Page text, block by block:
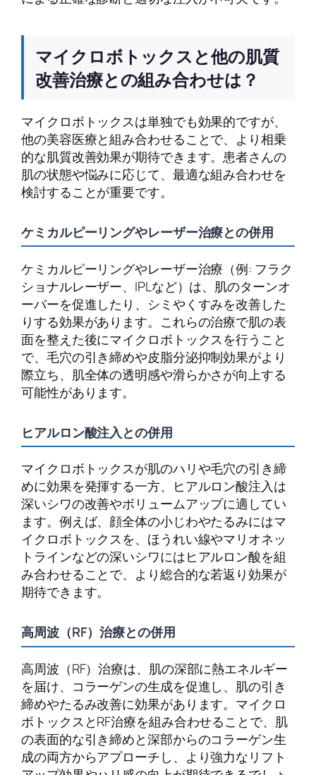
マイクロボトックスと他の肌質
改善治療との組み合わせは？
マイクロボトックスは単独でも効果的ですが、
他の美容医療と組み合わせることで、より相乗
的な肌質改善効果が期待できます。患者さんの
肌の状態や悩みに応じて、最適な組み合わせを
検討することが重要です。
ケミカルピーリングやレーザー治療との併用
ケミカルピーリングやレーザー治療（例: フラク
ショナルレーザー、IPLなど）は、肌のターンオ
ーバーを促進したり、シミやくすみを改善した
りする効果があります。これらの治療で肌の表
面を整えた後にマイクロボトックスを行うこと
で、毛穴の引き締めや皮脂分泌抑制効果がより
際立ち、肌全体の透明感や滑らかさが向上する
可能性があります。
ヒアルロン酸注入との併用
マイクロボトックスが肌のハリや毛穴の引き締
めに効果を発揮する一方、ヒアルロン酸注入は
深いシワの改善やボリュームアップに適してい
ます。例えば、顔全体の小じわやたるみにはマ
イクロボトックスを、ほうれい線やマリオネッ
トラインなどの深いシワにはヒアルロン酸を組
み合わせることで、より総合的な若返り効果が
期待できます。
高周波（RF）治療との併用
高周波（RF）治療は、肌の深部に熱エネルギー
を届け、コラーゲンの生成を促進し、肌の引き
締めやたるみ改善に効果があります。マイクロ
ボトックスとRF治療を組み合わせることで、肌
の表面的な引き締めと深部からのコラーゲン生
成の両方からアプローチし、より強力なリフト